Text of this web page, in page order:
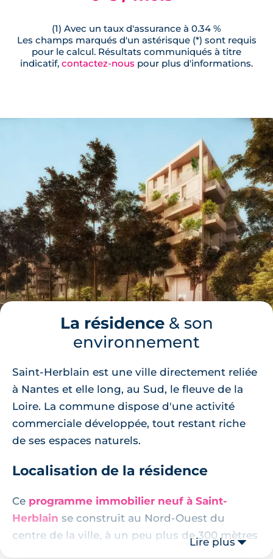
(1) Avec un taux d'assurance à 0.34 %
Les champs marqués d'un astérisque (*) sont requis
pour le calcul. Résultats communiqués à titre
indicatif, contactez-nous pour plus d'informations.
La résidence& son
environnement
Saint-Herblain est une ville directement reliée
à Nantes et elle long, au Sud, le fleuve de la
Loire. La commune dispose d'une activité
commerciale développée, tout restant riche
de ses espaces naturels.
Localisation de la résidence
Ce programme immobilier neuf à Saint-
Herblain se construit au Nord-Ouest du
centre de la ville, à un peu plus de 300 mètres
du parc de la Chézine, au sein du val de
Lire plus